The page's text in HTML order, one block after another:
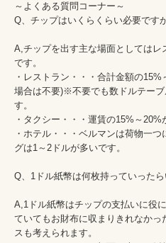
～よくある質問コーナー～
Q、チップはいくらくらい必要です
A,チップを出す主な場面としては
です。
・レストラン・・・合計金額の
場合は不要)※不要でも数ドルテー
す。
・タクシー・・・運賃の15%～20%
・ホテル・・・ベルマンは荷物一
グは1～2ドルが多いです。
Q、1ドル紙幣は何枚持っていった
A,1ドル紙幣はチップの支払いに役
ていてもお財布に収まりきれなか
スも考えられます。